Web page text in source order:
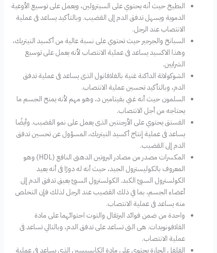
البطيخ حيث أنه يحتوي على السيترولين، ويعمل على توسيع الأوعية
الدموية ويسهل تدفق الدم إلى القضيب. وبالتأكيد يساعد فى عملية
الانتصاب عند الرجل.
السبانخ والجرجير حيث تحتوي على نسبة عالية من أكسيد النيتريك،
وهذا الاكسيد يساعد فى عملية الانتصاب لأنه يعمل على توسيع
الشرايين.
الشوكولاتة الداكنة غنية بالفلافانول الذى يساعد فى عملية تدفق
الدم، وبالتأكيد تحسين عملية الانتصاب.
السلمون حيث أنه غني بفيتامين د، وهو مهم لأنه يمنح الجسم ما
يحتاجه من أجل الانتصاب.
الفستق يحتوي على الأرجنتين الذى يعمل على نمو القضيب. وأيضًا
يساعد فى عملية إنتاج أكسيد النيتريك، المسؤول عن تحسين تدفق
الدم إلى القضيب.
المكسرات مصدر من مصادر البروتين الدهنى النافع (HDL) وهو
المعروف بالكوليسترول الجيد، حيث أنه له دورًا فى أنه يعيد
الكولسترول السيئ الكبد. الكولسترول السيئ يعيق تدفق الدم إلى
أعضاء الجسم، بما في ذلك القضيب عند الرجل لذلك فإن التخلص
منه يساعد فى عملية الانتصاب.
واحدة من ضمن فوائد البرتقال والتوت احتوائهما على مادة
الفلافونويدات. هى التى تساعد على تدفق الدم، وبالتالي تساعد فى
عملية الانتصاب.
الفلفل الحارة يحتوي على مادة الكابسيسين الذى يساعد فى عملية